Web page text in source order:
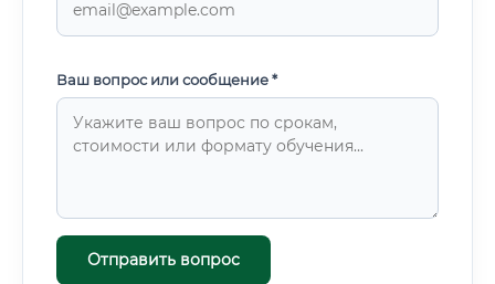
Ваш вопрос или сообщение *
Отправить вопрос